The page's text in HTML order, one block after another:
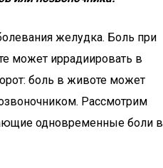
желудка. Боль при
может иррадиировать в
боль в животе может
Рассмотрим
одновременные боли в